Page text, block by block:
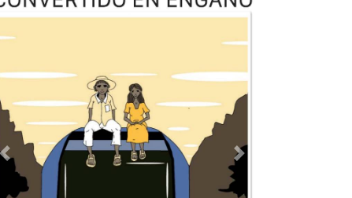
Previous Next